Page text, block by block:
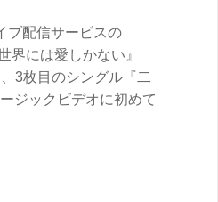
ブ配信サービスの
界には愛しかない』
3枚目のシングル『二
ジックビデオに初めて